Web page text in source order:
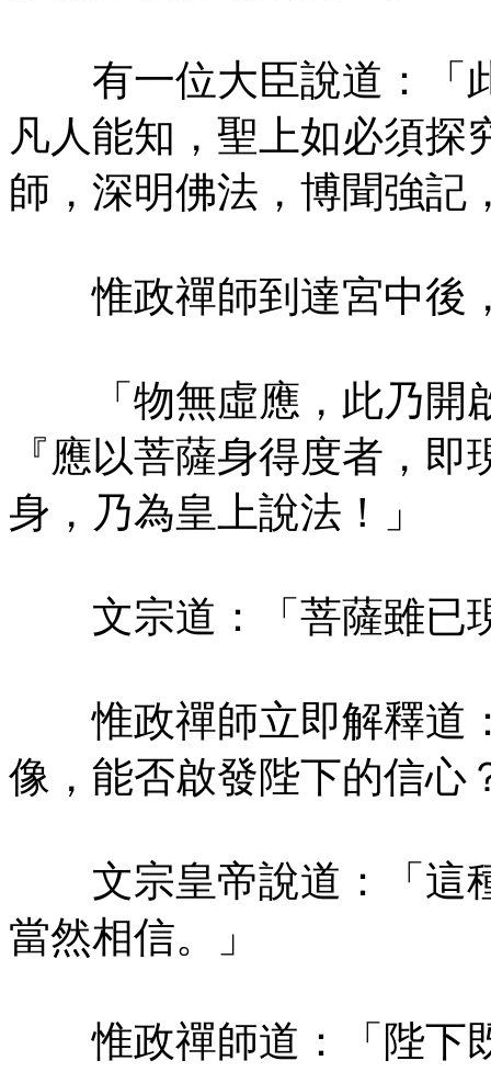
有一位大臣說道：「
凡人能知，聖上如必須探
師，深明佛法，博聞強記
惟政禪師到達宮中後
「物無虛應，此乃開
『應以菩薩身得度者，
身，乃為皇上說法！」
文宗道：「菩薩雖已
惟政禪師立即解釋道
像，能否啟發陛下的信心
文宗皇帝說道：「這
當然相信。」
惟政禪師道：「陛下